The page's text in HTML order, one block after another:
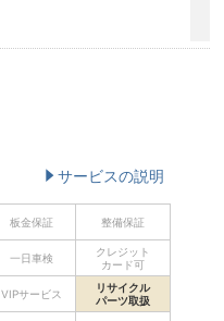
サービスの説明
板金保証 整備保証
一日車検
クレジット
カード可
VIPサービス
リサイクル
パーツ取扱